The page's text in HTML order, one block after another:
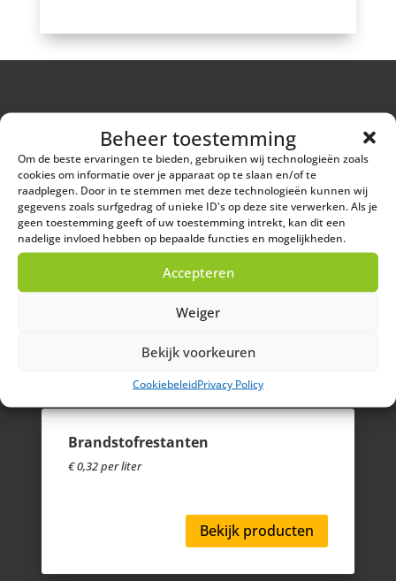
Beheer toestemming
Om de beste ervaringen te bieden, gebruiken wij technologieën zoals
cookies om informatie over je apparaat op te slaan en/of te
raadplegen. Door in te stemmen met deze technologieën kunnen wij
gegevens zoals surfgedrag of unieke ID's op deze site verwerken. Als je
geen toestemming geeft of uw toestemming intrekt, kan dit een
nadelige invloed hebben op bepaalde functies en mogelijkheden.
Accepteren
Weiger
Bekijk voorkeuren
CookiebeleidPrivacy Policy
Welke afvalsoorten heeft u
nog meer?
Oliefilters
Brandstofrestanten
€ 0,32 per liter
Bekijk producten